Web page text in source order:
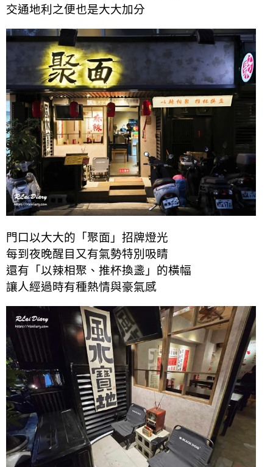
交通地利之便也是大大加分
門口以大大的「聚面」招牌燈光
每到夜晚醒目又有氣勢特別吸睛
還有「以辣相聚、推杯換盞」的橫幅
讓人經過時有種熱情與豪氣感